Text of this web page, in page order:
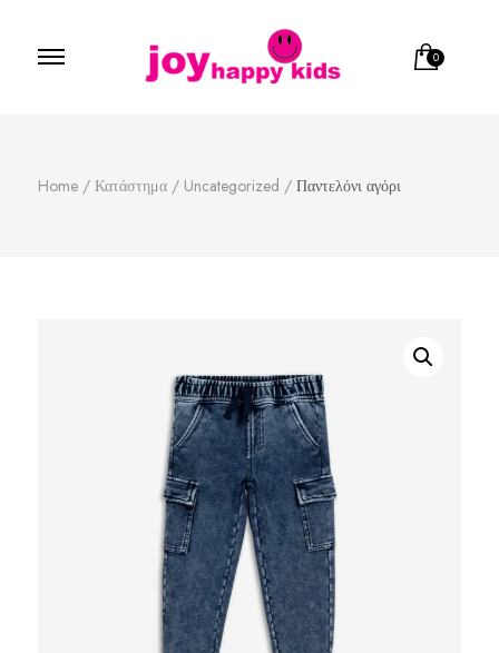
0
Home / Κατάστημα / Uncategorized / Παντελόνι αγόρι